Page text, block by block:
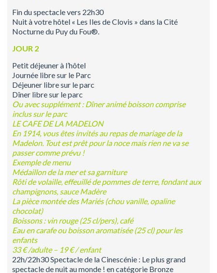
Fin du spectacle vers 22h30
Nuit à votre hôtel « Les Iles de Clovis » dans la Cité
Nocturne du Puy du Fou®.
JOUR 2
Petit déjeuner à l’hôtel
Journée libre sur le Parc
Déjeuner libre sur le parc
Dîner libre sur le parc
Ou avec supplément : Dîner animé boisson comprise
inclus sur le parc
LE CAFE DE LA MADELON
En 1914, vous êtes invités au repas de mariage de la
Madelon. Tout est prêt pour la noce mais rien ne va se
passercomme prévu !
Exemple de menu
Médaillon de la mer et sa garniture
Rôti de volaille, effeuillé de pommes de terre, fondant aux
champignons, sauce Madère
La pièce montée des Mariés (chou vanille, opaline
chocolat)
Boissons : vin rouge (25 cl/pers), café
Eau en carafe ou boisson aromatisée (25 cl) pour les
enfants
33 € /adulte – 19 € / enfant
22h/22h30 Spectacle de la Cinescénie : Le plus grand
spectacle de nuit au monde ! en catégorie Bronze